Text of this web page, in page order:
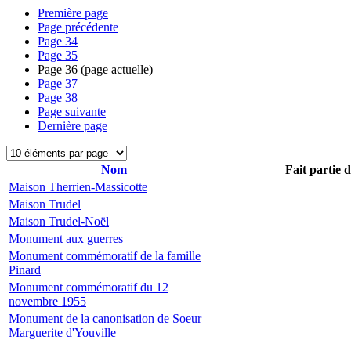
Première page
Page précédente
Page 34
Page 35
Page 36 (page actuelle)
Page 37
Page 38
Page suivante
Dernière page
Nom
Fait partie
Maison Therrien-Massicotte
Maison Trudel
Maison Trudel-Noël
Monument aux guerres
Monument commémoratif de la famille
Pinard
Monument commémoratif du 12
novembre 1955
Monument de la canonisation de Soeur
Marguerite d'Youville